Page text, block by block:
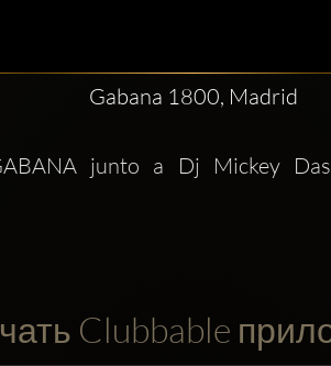
Gabana 1800, Madrid
junto a Dj Mickey
Clubbable